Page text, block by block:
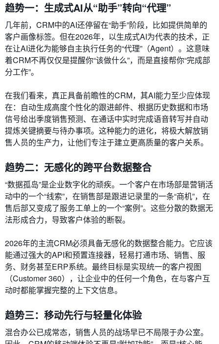
趋势一：生成式AI从“助手”转向“代理”
几年前，CRM中的AI还停留在“助手”阶段，比如提供简单的
客户画像标签。但在2026年，以生成式AI为代表的技术，正
在让AI进化为能够自主执行任务的“代理”（Agent）。这意味
着CRM不再仅仅是提醒你“该做什么”，而是直接帮你“完成部
分工作”。
在我们看来，真正具备前瞻性的CRM，其AI能力至少应体现
在：自动生成高度个性化的跟进邮件、根据历史数据和市场
信号给出季度销售预测、在通话中实时完成语音转写并自动
提炼关键摘要与待办事项。这种能力的进化，将极大解放销
售人员的生产力，让他们专注于建立更高质量的客户关系。
趋势二：无感化的跨平台数据整合
“数据孤岛”是企业数字化的顽疾。一个客户在市场部是营销活
动中的一个“线索”，在销售部是跟进记录里的一条“商机”，在
售后部又变成了服务工单上的一个“案例”。这些分散的数据无
法形成合力，导致客户体验的断裂。
2026年的主流CRM必须具备无感化的数据整合能力。它应该
能通过强大的API和预置连接器，轻易打通市场、销售、服
务、财务甚至ERP系统。最终目标是实现统一的客户视图
（Customer 360），让企业中的任何一个角色，在与客户互
动时都能掌握完整的上下文信息。
趋势三：移动先行与轻量化体验
混合办公已成常态，销售人员的战场早已不局限于办公室。